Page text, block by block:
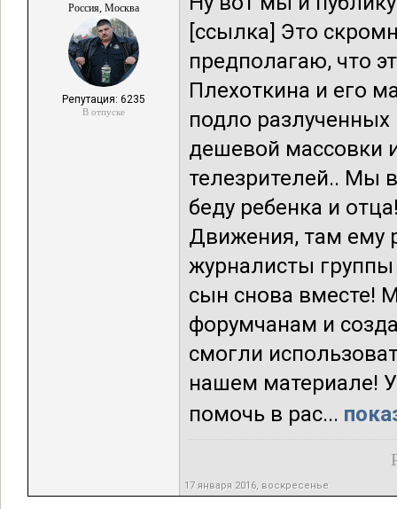
Россия, Москва
Репутация: 6235
В отпуске
[ссылка] Это
предполагаю, что
Плехоткина и его
подло
дешевой массовки
телезрителей.. Мы
беду ребенка и
Движения, там ему
журналисты
сын снова вместе!
форумчанам и
смогли
нашем материале!
помочь в рас...
17 января 2016, воскресенье